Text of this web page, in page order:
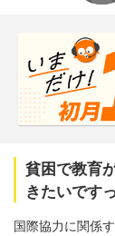
貧困で教育
きたいです
国際協力に関係